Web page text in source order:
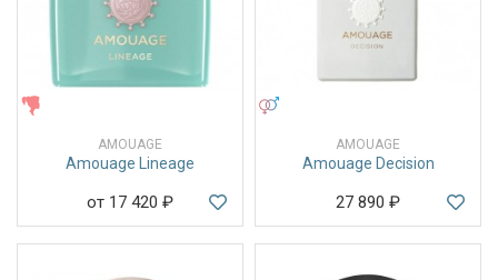
AMOUAGE
Amouage Lineage
от 17 420 ₽
AMOUAGE
Amouage Decision
27 890 ₽